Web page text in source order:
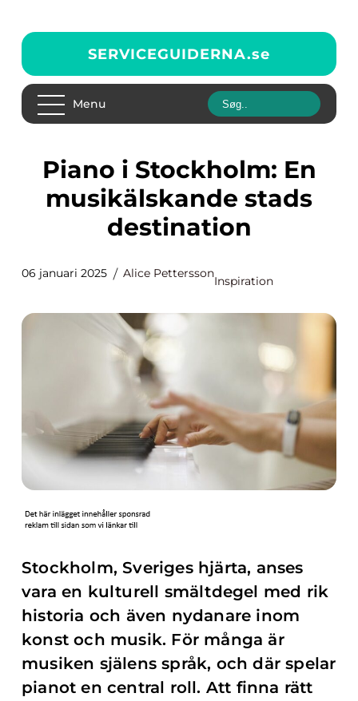
SERVICEGUIDERNA.se
Menu
Piano i Stockholm: En
musikälskande stads
destination
06 januari 2025 Alice Pettersson
Inspiration
Stockholm, Sveriges hjärta, anses
vara en kulturell smältdegel med rik
historia och även nydanare inom
konst och musik. För många är
musiken själens språk, och där spelar
pianot en central roll. Att finna rätt